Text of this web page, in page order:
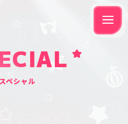
スペシャル